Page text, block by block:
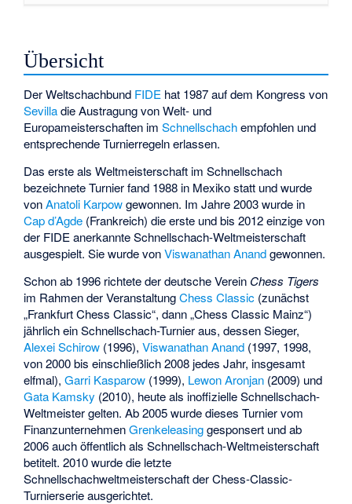
Übersicht
Der Weltschachbund FIDE hat 1987 auf dem Kongress von
Sevilladie Austragung von Welt- und
Europameisterschaften imSchnellschachempfohlen und
entsprechende Turnierregeln erlassen.
Das erste als Weltmeisterschaft im Schnellschach
bezeichnete Turnier fand 1988 in Mexiko statt und wurde
vonAnatoli Karpowgewonnen. Im Jahre 2003 wurde in
Cap d’Agde (Frankreich) die erste und bis 2012 einzige von
der FIDE anerkannte Schnellschach-Weltmeisterschaft
ausgespielt. Sie wurde vonViswanathan Anandgewonnen.
Schon ab 1996 richtete der deutsche Verein Chess Tigers
im Rahmen der VeranstaltungChess Classic (zunächst
„Frankfurt Chess Classic“, dann „Chess Classic Mainz“)
jährlich ein Schnellschach-Turnier aus, dessen Sieger,
Alexei Schirow (1996),Viswanathan Anand (1997, 1998,
von 2000 bis einschließlich 2008 jedes Jahr, insgesamt
elfmal),Garri Kasparow (1999), Lewon Aronjan (2009) und
Gata Kamsky (2010), heute als inoffizielle Schnellschach-
Weltmeister gelten. Ab 2005 wurde dieses Turnier vom
FinanzunternehmenGrenkeleasinggesponsert und ab
2006 auch öffentlich als Schnellschach-Weltmeisterschaft
betitelt. 2010 wurde die letzte
Schnellschachweltmeisterschaft der Chess-Classic-
Turnierserie ausgerichtet.